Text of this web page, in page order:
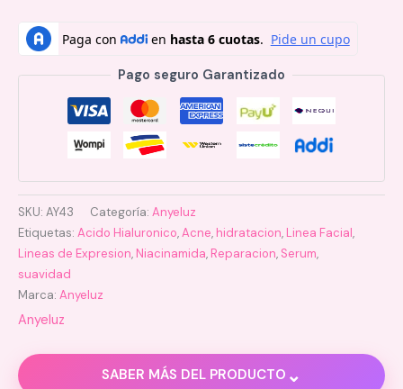
Pago seguro Garantizado
SKU: AY43 Categoría: Anyeluz
Etiquetas: Acido Hialuronico,Acne, hidratacion, Linea Facial,
Lineas de Expresion, Niacinamida, Reparacion, Serum,
suavidad
Marca: Anyeluz
Anyeluz
SABER MÁS DEL PRODUCTO ⌄